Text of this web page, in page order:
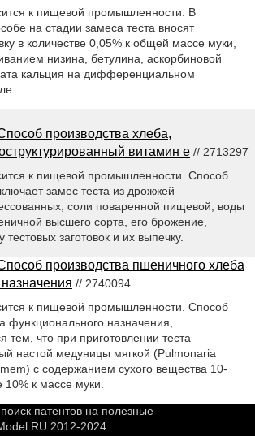
к пищевой промышленности. В
на стадии замеса теста вносят
в количестве 0,05% к общей массе муки,
низина, бетулина, аскорбиновой
кальция на дифференциальном
производства хлеба,
витамин е // 2713297
к пищевой промышленности. Способ
замес теста из дрожжей
соли поваренной пищевой, воды
высшего сорта, его брожение,
тестовых заготовок и их выпечку.
производства пшеничного хлеба
// 2740094
к пищевой промышленности. Способ
функционального назначения,
тем, что при приготовлении теста
настой медуницы мягкой (Pulmonaria
с содержанием сухого вещества 10-
10% к массе муки.
патентов на полезные
2012-2024